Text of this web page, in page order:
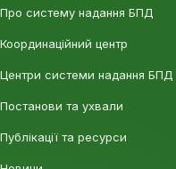
Про систему надання БПД
Координаційний центр
Центри системи надання БПД
Постанови та ухвали
Публікації та ресурси